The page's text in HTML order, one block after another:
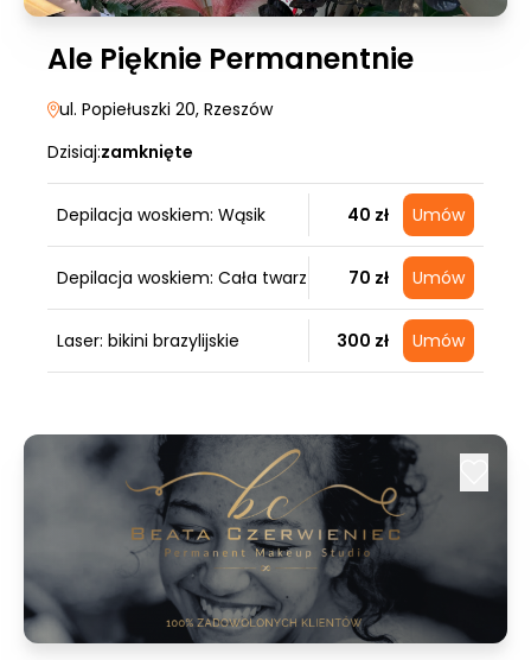
Ale Pięknie Permanentnie
ul. Popiełuszki 20, Rzeszów
Dzisiaj:zamknięte
Depilacja woskiem: Wąsik 40 zł Umów
Depilacja woskiem: Cała twarz 70 zł Umów
Laser: bikini brazylijskie 300 zł Umów